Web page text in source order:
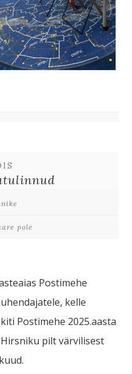
pole
Postimehe
kelle
Postimehe 2025.aasta
pilt värvilisest